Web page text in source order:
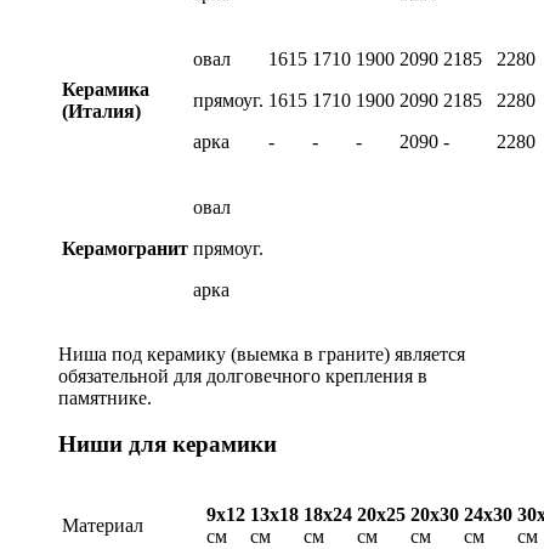
Керамика
(Италия)
овал
прямоуг.
арка
1615
1615
-
1710
1710
-
1900
1900
-
2090
2090
2090
2185
2185
-
2280
2280
2280
Керамогранит
овал
прямоуг.
арка
Ниша под керамику (выемка в граните) является
обязательной для долговечного крепления в
памятнике.
Ниши для керамики
Материал
9х12
см
13х18
см
18х24
см
20х25
см
20х30
см
24х30
см
см